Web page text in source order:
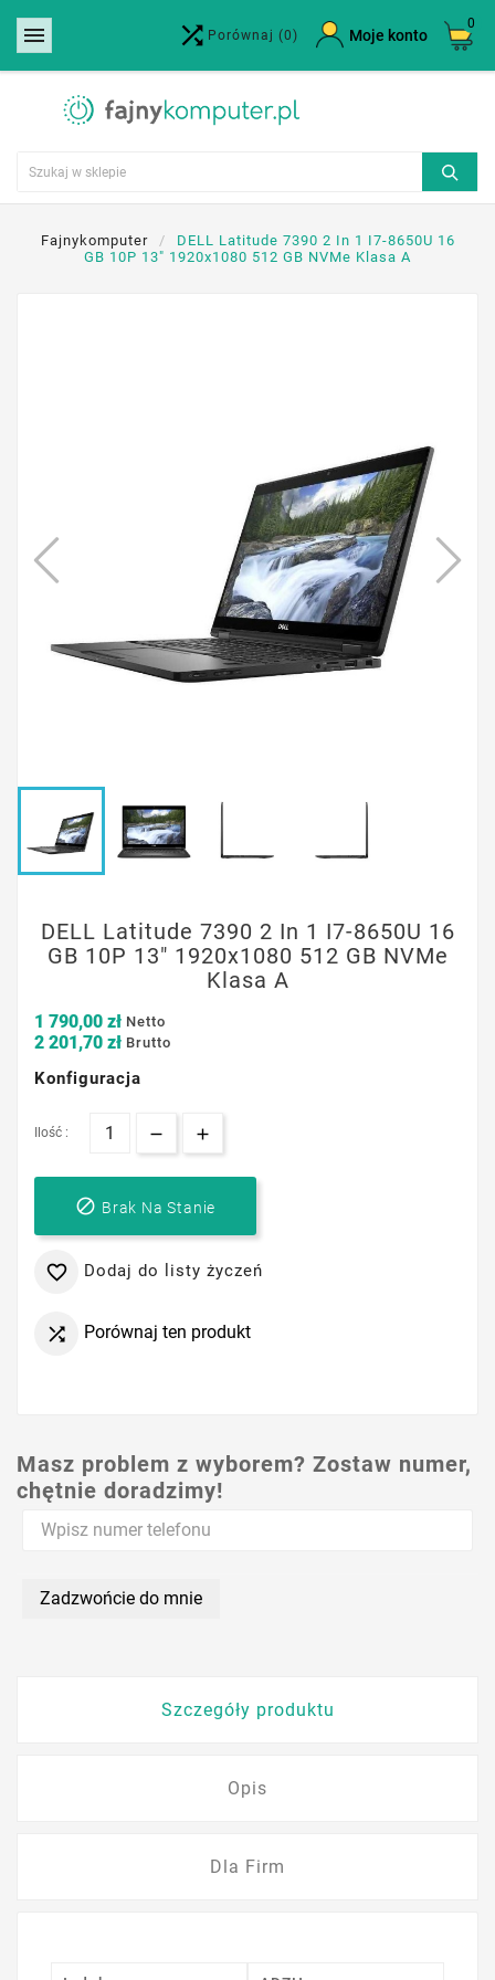
  Porównaj (0) Moje konto
0
Fajnykomputer
DELL Latitude 7390 2 In 1 I7-8650U 16
GB 10P 13" 1920x1080 512 GB NVMe Klasa A
DELL Latitude 7390 2 In 1 I7-8650U 16
GB 10P 13" 1920x1080 512 GB NVMe
Klasa A
1 790,00 zł Netto
2 201,70 zł Brutto
Konfiguracja
Ilość :
 Brak Na Stanie
 Dodaj do listy życzeń
 Porównaj ten produkt
Masz problem z wyborem? Zostaw numer,
chętnie doradzimy!
Zadzwońcie do mnie
Szczegóły produktu
Opis
Dla Firm
Utwórz listę życzeń ×
Nazwa listy życzeń
Anuluj Utwórz listę życzeń